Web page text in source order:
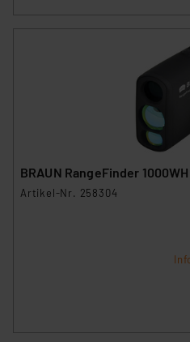
BRAUN RangeFinder 1000WH
Artikel-Nr. 258304